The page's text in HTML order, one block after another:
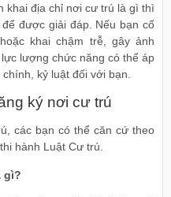
khai địa chỉ nơi cư trú là gì thì
được giải đáp. Nếu bạn cố
khai chậm trễ, gây ảnh
lượng chức năng có thể áp
kỷ luật đối với bạn.
ký nơi cư trú
các bạn có thể căn cứ theo
hành Luật Cư trú.
gì?